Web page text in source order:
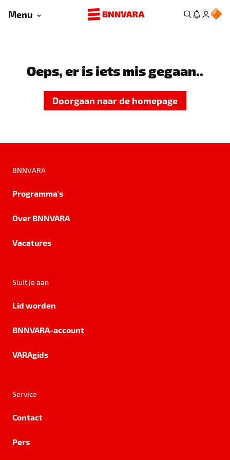
Menu
Oeps, er is iets mis gegaan..
Doorgaan naar de homepage
BNNVARA
Programma's
Over BNNVARA
Vacatures
Sluit je aan
Lid worden
BNNVARA-account
VARAgids
Service
Contact
Pers